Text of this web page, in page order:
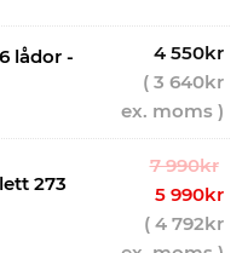
lådor -
4 550kr
( 3 640kr
ex. moms )
273
7 990kr
5 990kr
( 4 792kr